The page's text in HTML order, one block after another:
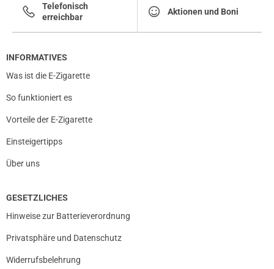
prev
Telefonisch
erreichbar
Aktionen und Boni
INFORMATIVES
Was ist die E-Zigarette
So funktioniert es
Vorteile der E-Zigarette
Einsteigertipps
Über uns
GESETZLICHES
Hinweise zur Batterieverordnung
Privatsphäre und Datenschutz
Widerrufsbelehrung